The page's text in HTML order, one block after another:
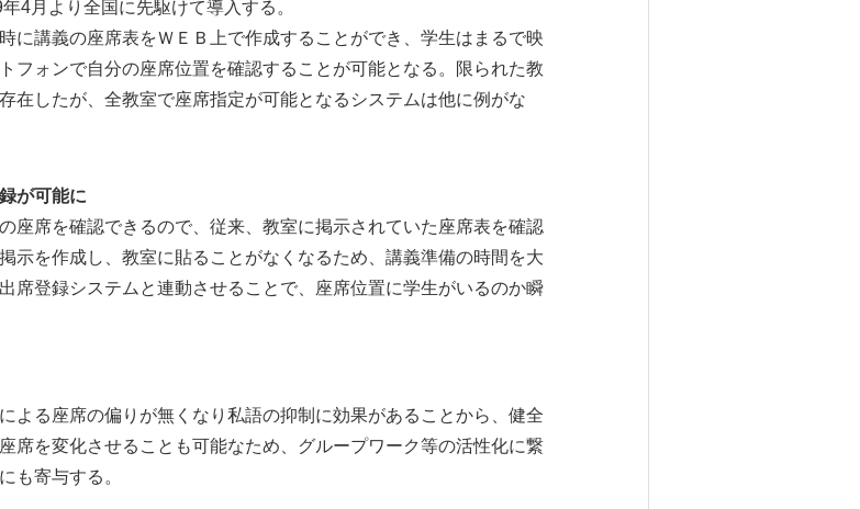
4月より全国に先駆けて導入する。
に講義の座席表をＷＥＢ上で作成することができ、学生はまるで映
フォンで自分の座席位置を確認することが可能となる。限られた教
在したが、全教室で座席指定が可能となるシステムは他に例がな
が可能に
座席を確認できるので、従来、教室に掲示されていた座席表を確認
示を作成し、教室に貼ることがなくなるため、講義準備の時間を大
席登録システムと連動させることで、座席位置に学生がいるのか瞬
よる座席の偏りが無くなり私語の抑制に効果があることから、健全
席を変化させることも可能なため、グループワーク等の活性化に繋
も寄与する。